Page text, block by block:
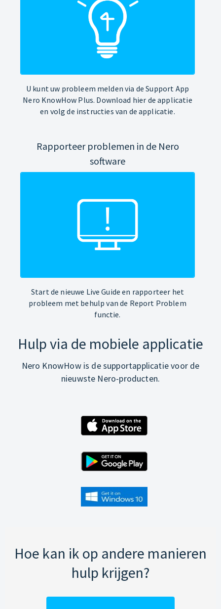
U kunt uw probleem melden via de Support App
Nero KnowHow Plus. Download hier de applicatie
en volg de instructies van de applicatie.
Rapporteer problemen in de Nero
software
Start de nieuwe Live Guide en rapporteer het
probleem met behulp van de Report Problem
functie.
Hulp via de mobiele applicatie
Nero KnowHow is de supportapplicatie voor de
nieuwste Nero-producten.
Hoe kan ik op andere manieren
hulp krijgen?